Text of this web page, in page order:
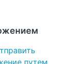
путем